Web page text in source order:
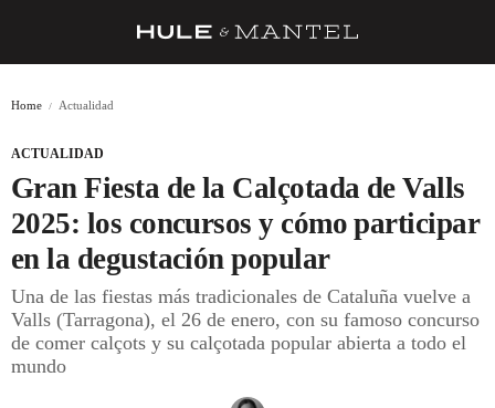
BARRAS Y ESTRELLAS
DÓNDE COMER
ÍDOLOS DE MESAS
CUADERNO DE VIAJE
Home Actualidad
ACTUALIDAD
Gran Fiesta de la Calçotada de Valls
2025: los concursos y cómo participar
en la degustación popular
Una de las fiestas más tradicionales de Cataluña vuelve a
Valls (Tarragona), el 26 de enero, con su famoso concurso
de comer calçots y su calçotada popular abierta a todo el
mundo